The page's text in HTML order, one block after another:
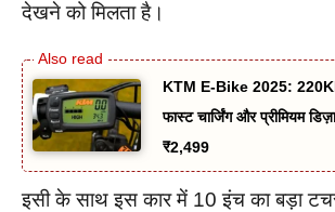
देखने को मिलता है।
KTM E-Bike 2025:
फास्ट चार्जिंग और प्रीमियम
₹2,499
इसी के साथ इस कार में 10 इंच का बड़ा